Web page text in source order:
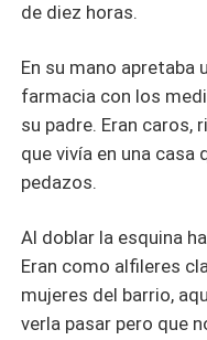
de diez horas.
En su mano apretaba
farmacia con los
su padre. Eran caros,
que vivía en una casa
pedazos.
Al doblar la esquina
Eran como alfileres
mujeres del barrio,
verla pasar pero que